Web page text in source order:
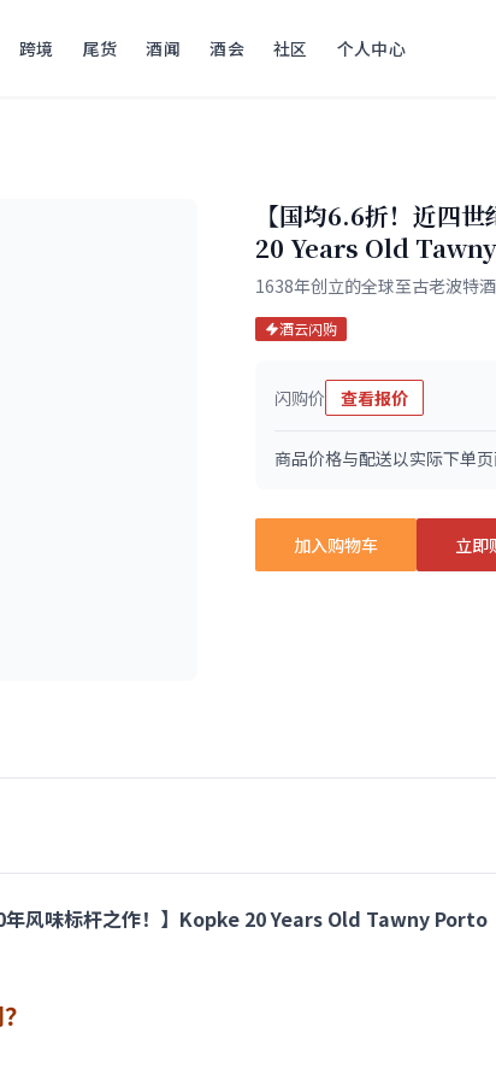
跨境 尾货 酒闻 酒会 社区 个人中心
【国均6.6折！近四
20 Years Old
1638年创立的全球至古老波特
酒云闪购
闪购价 查看报价
商品价格与配送以实际下单
加入购物车 立即
年风味标杆之作！】Kopke 20 Years Old Tawny Porto